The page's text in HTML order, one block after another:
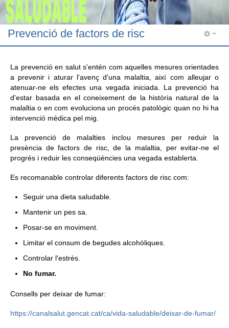
Docència
R+D+I
Informació corporativa
Àrea personal
Seu electrònica
Col·labora
Prevenció de factors de risc
La prevenció en salut s'entén com aquelles mesures orientades
a prevenir i aturar l'avenç d'una malaltia, així com alleujar o
atenuar-ne els efectes una vegada iniciada. La prevenció ha
d'estar basada en el coneixement de la història natural de la
malaltia o en com evoluciona un procés patològic quan no hi ha
intervenció mèdica pel mig.
La prevenció de malalties inclou mesures per reduir la
presència de factors de risc, de la malaltia, per evitar-ne el
progrés i reduir les conseqüències una vegada establerta.
Es recomanable controlar diferents factors de risc com:
Seguir una dieta saludable.
Mantenir un pes sa.
Posar-se en moviment.
Limitar el consum de begudes alcohòliques.
Controlar l'estrès.
No fumar.
Consells per deixar de fumar:
https://canalsalut.gencat.cat/ca/vida-saludable/deixar-de-fumar/